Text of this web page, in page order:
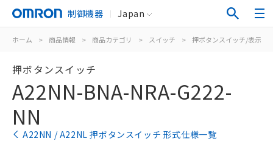
制御機器 Japan
ホーム > 商品情報 > 商品カテゴリ > スイッチ > 押ボタンスイッチ/表示灯
押ボタンスイッチ
A22NN-BNA-NRA-G222-
NN
A22NN / A22NL 押ボタンスイッチ 形式仕様一覧